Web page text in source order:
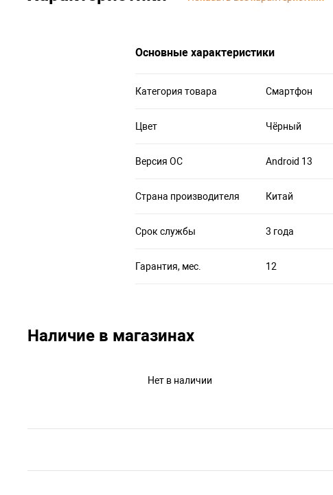
Основные характеристики
Категория товара Смартфон
Цвет Чёрный
Версия ОС Android 13
Страна производителя Китай
Срок службы 3 года
Гарантия, мес. 12
Наличие в магазинах
Нет в наличии